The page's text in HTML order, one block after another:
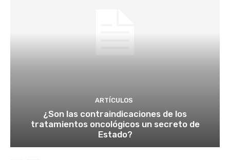
ARTÍCULOS
¿Son las contraindicaciones de los
tratamientos oncológicos un secreto de
Estado?